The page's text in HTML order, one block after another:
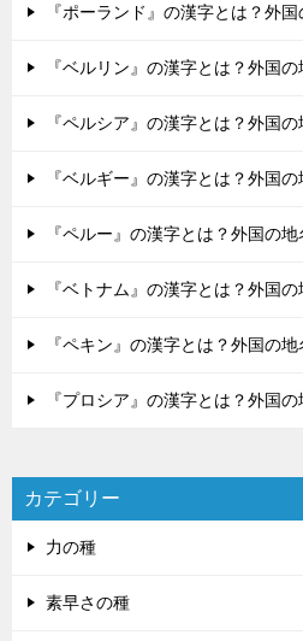
『ポーランド』の漢字とは？外
『ベルリン』の漢字とは？外国
『ペルシア』の漢字とは？外国
『ベルギー』の漢字とは？外国
『ペルー』の漢字とは？外国の
『ベトナム』の漢字とは？外国
『ペキン』の漢字とは？外国の
『プロシア』の漢字とは？外国
カテゴリー
力の種
素早さの種